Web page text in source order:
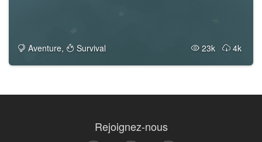
Aventure, Survival 23k 4k
Rejoignez-nous